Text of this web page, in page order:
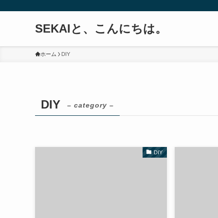
SEKAIと、こんにちは。
ホーム DIY
DIY – category –
DIY